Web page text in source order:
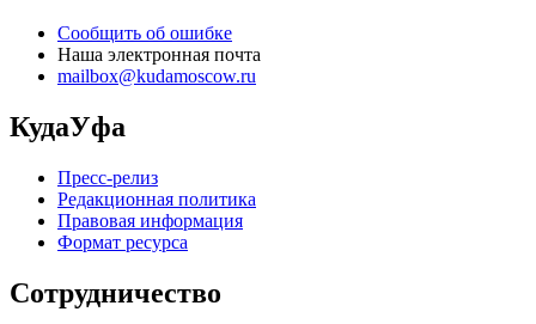
Сообщить об ошибке
Наша электронная почта
mailbox@kudamoscow.ru
КудаУфа
Пресс-релиз
Редакционная политика
Правовая информация
Формат ресурса
Сотрудничество